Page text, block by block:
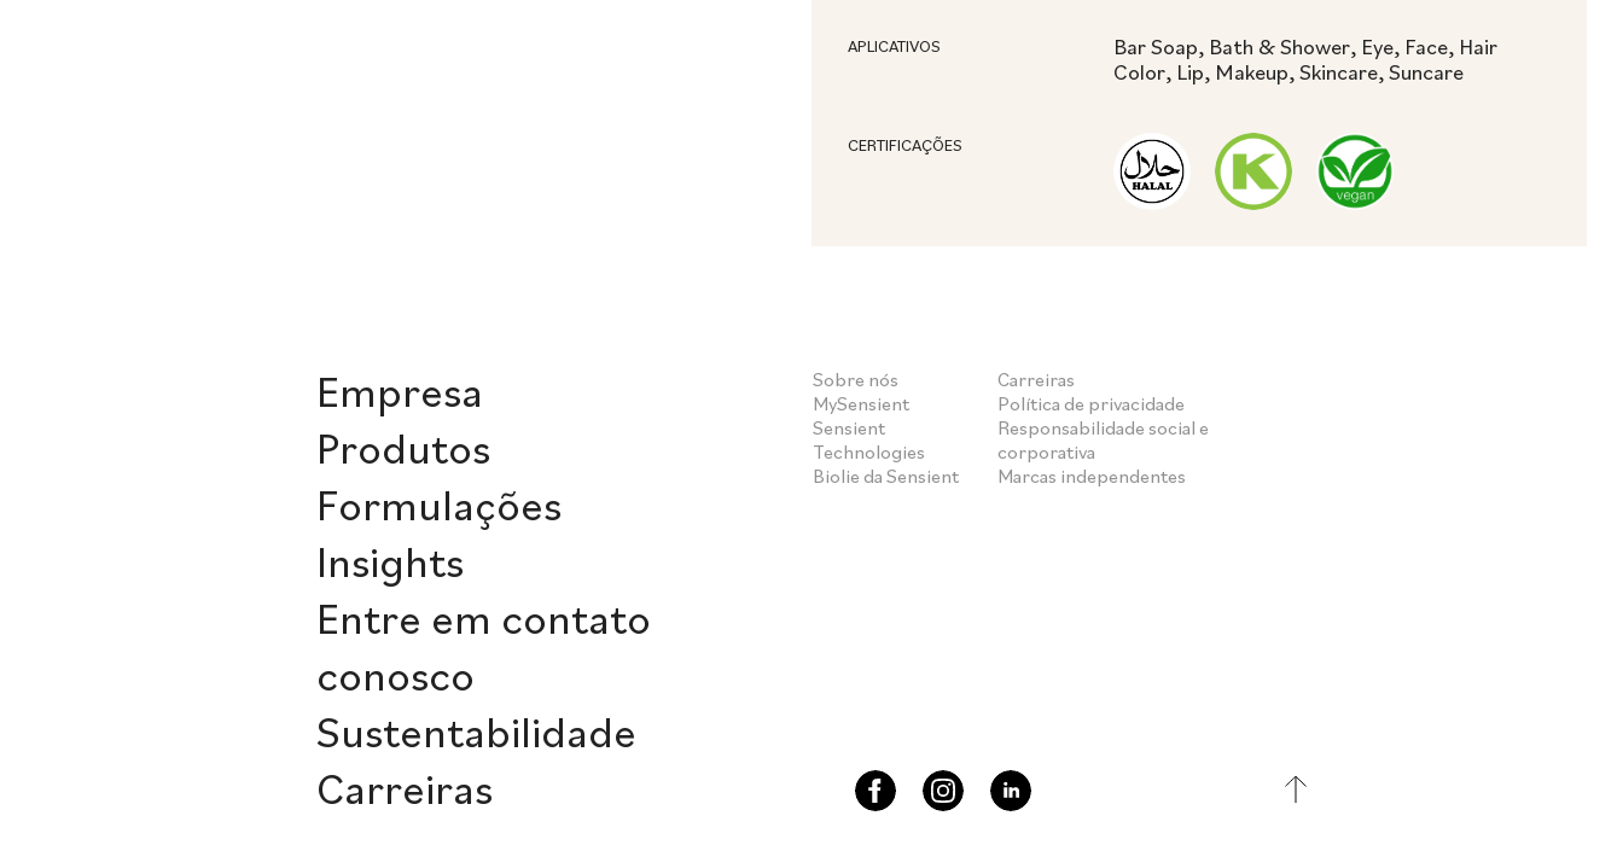
APLICATIVOS
Bar Soap, Bath & Shower, Eye, Face, Hair
Color, Lip, Makeup, Skincare, Suncare
CERTIFICAÇÕES
Empresa
Produtos
Formulações
Insights
Entre em contato
conosco
Sustentabilidade
Carreiras
Sobre nós
MySensient
Sensient
Technologies
Biolie da Sensient
Carreiras
Política de privacidade
Responsabilidade social e
corporativa
Marcas independentes